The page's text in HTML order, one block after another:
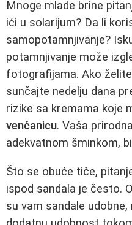
Mnoge mlade brine
ići u solarijum? Da li
samopotamnjivanje?
potamnjivanje može
fotografijama. Ako
sunčajte nedelju dana
rizike sa kremama koje
venčanicu. Vaša
adekvatnom šminkom,
Što se obuće tiče,
ispod sandala je često.
su vam sandale